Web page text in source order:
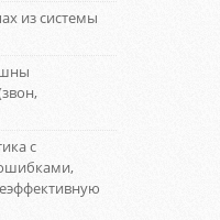
из системы
с